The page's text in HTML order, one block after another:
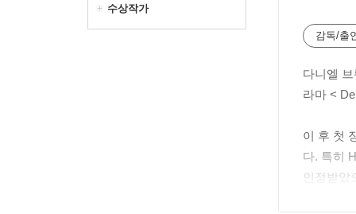
수상작가
감독/출
다니엘
라마 <
이 후 첫
다. 특히
인정받았